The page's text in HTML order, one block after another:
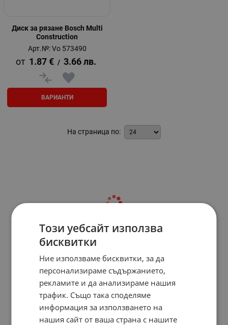
Диск за рязане Bosch Multi
Construction
Арт.№: Vo 573490
1.87 € / 3.66 лв.
ВАРИАНТИ
На страница по:
Този уебсайт използва
бисквитки
Ние използваме бисквитки, за да
персонализираме съдържанието,
рекламите и да анализираме нашия
трафик. Също така споделяме
информация за използването на
нашия сайт от ваша страна с нашите